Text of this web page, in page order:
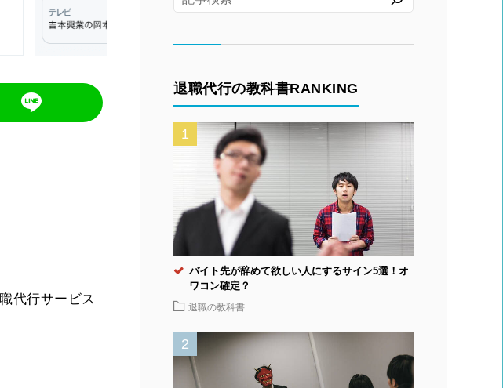
代行サービス
退職代行の教科書RANKING
バイト先が辞めて欲しい人にするサイン5選！オ
ワコン確定？
退職の教科書